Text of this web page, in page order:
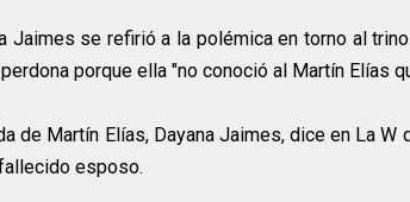
Jaimes se refirió a la polémica en torno al
porque ella "no conoció al Martín Elías
de Martín Elías, Dayana Jaimes, dice en La
esposo.